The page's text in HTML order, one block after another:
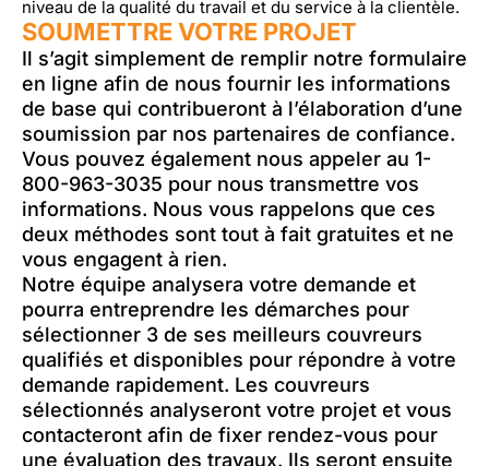
niveau de la qualité du travail et du service à la clientèle.
SOUMETTRE VOTRE PROJET
Il s’agit simplement de remplir notre formulaire
en ligne afin de nous fournir les informations
de base qui contribueront à l’élaboration d’une
soumission par nos partenaires de confiance.
Vous pouvez également nous appeler au 1-
800-963-3035 pour nous transmettre vos
informations. Nous vous rappelons que ces
deux méthodes sont tout à fait gratuites et ne
vous engagent à rien.
Notre équipe analysera votre demande et
pourra entreprendre les démarches pour
sélectionner 3 de ses meilleurs couvreurs
qualifiés et disponibles pour répondre à votre
demande rapidement. Les couvreurs
sélectionnés analyseront votre projet et vous
contacteront afin de fixer rendez-vous pour
une évaluation des travaux. Ils seront ensuite